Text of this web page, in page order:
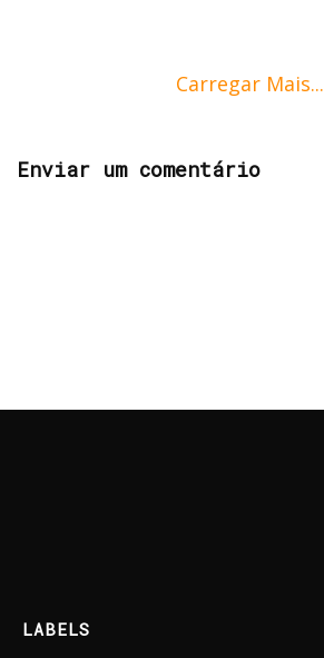
Carregar Mais...
Enviar um comentário
LABELS